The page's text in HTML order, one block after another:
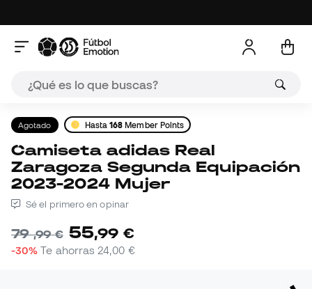
Agotado Hasta168 Member Points
Camiseta adidas Real
Zaragoza Segunda Equipación
2023-2024 Mujer
Sé el primero en opinar
79,99 € 55,99 €
-30% Te ahorras 24,00 €